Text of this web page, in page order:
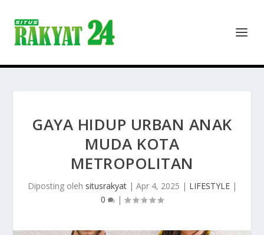
GAYA HIDUP URBAN ANAK
MUDA KOTA
METROPOLITAN
Diposting oleh situsrakyat| Apr 4, 2025 | LIFESTYLE|
0
|